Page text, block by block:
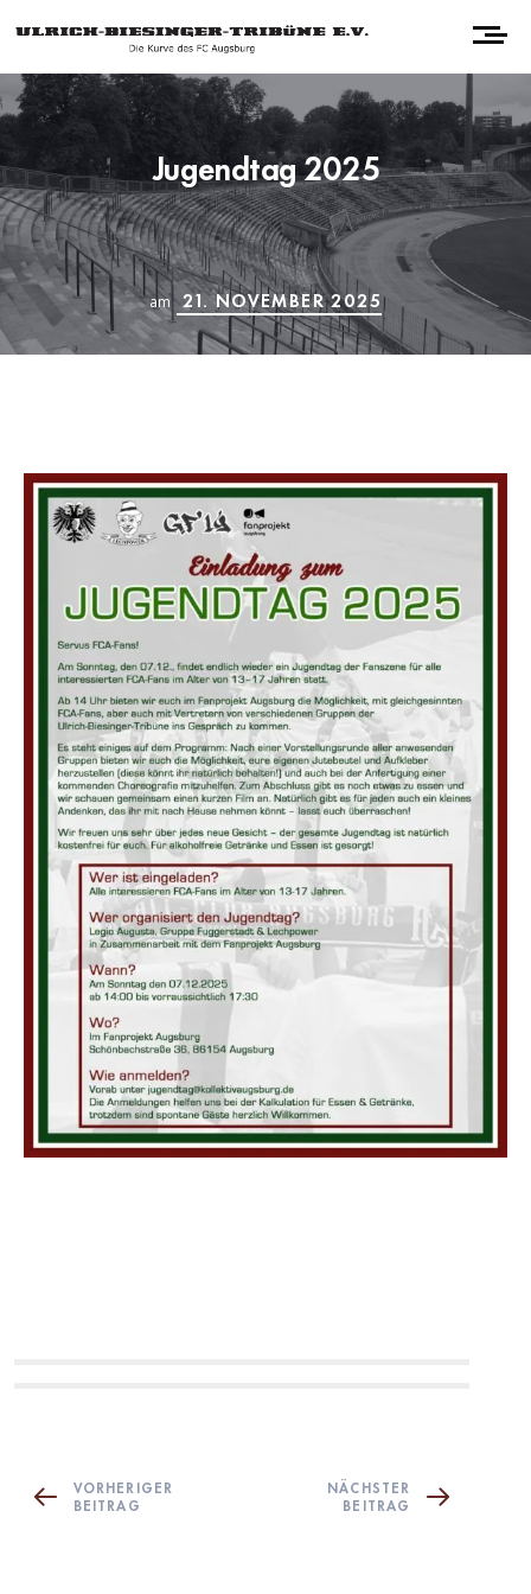
Jugendtag 2025
am 21. NOVEMBER 2025
VORHERIGER
BEITRAG
NÄCHSTER
BEITRAG